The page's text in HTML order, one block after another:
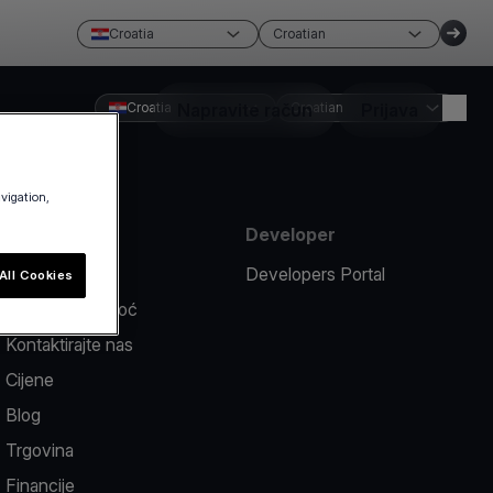
Croatia Croatian
Napravite račun
Croatia Croatian
Prijavi problem
Centar za pomoć
Kontaktirajte nas
Cijene
Blog
Trgovina
Financije
Developer
Developers Portal
Cookies